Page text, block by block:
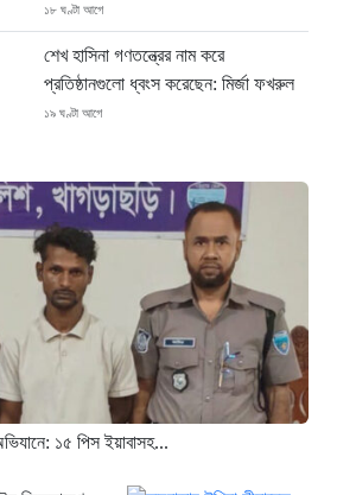
১৮ ঘণ্টা আগে
শেখ হাসিনা গণতন্ত্রের নাম করে
প্রতিষ্ঠানগুলো ধ্বংস করেছেন: মির্জা ফখরুল
১৯ ঘণ্টা আগে
স্কুলে আরও ৭ জনকে হত্যা
১৯ ঘণ্টা আগে
সিলেটে দুই বাসের ভয়াবহ সংঘর্ষ: ঝরে গেল
৮টি তাজা প্রাণ, হাসপাতালে ২৫
১৯ ঘণ্টা আগে
সিলিন্ডার লিকেজে ভয়াবহ অগ্নিকাণ্ড: দগ্ধ ৩
জনের অবস্থা আশঙ্কাজনক
১৯ ঘণ্টা আগে
১৫ পিস ইয়াবাসহ...